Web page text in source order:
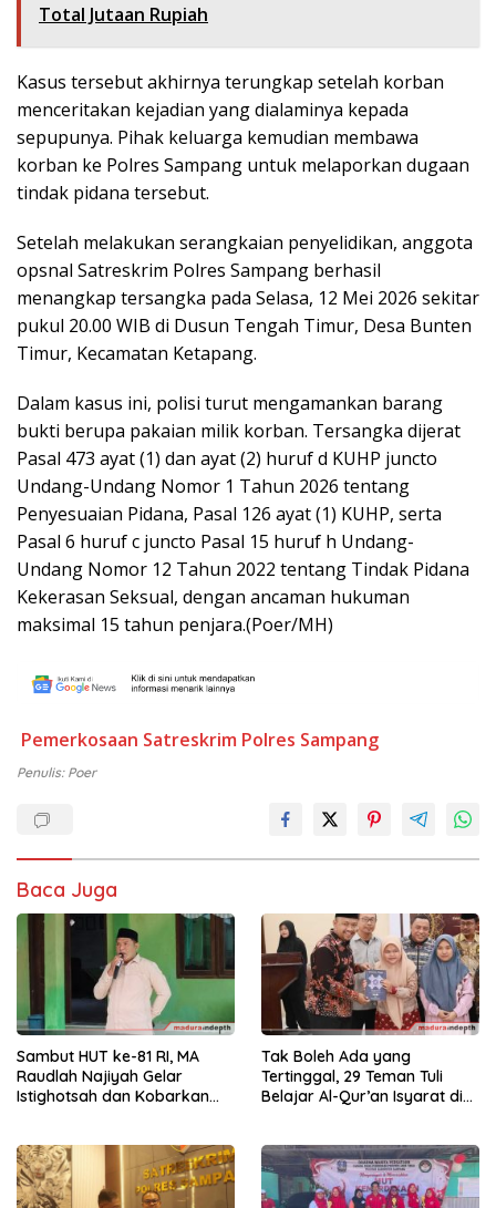
Total Jutaan Rupiah
Kasus tersebut akhirnya terungkap setelah korban
menceritakan kejadian yang dialaminya kepada
sepupunya. Pihak keluarga kemudian membawa
korban ke Polres Sampang untuk melaporkan dugaan
tindak pidana tersebut.
Setelah melakukan serangkaian penyelidikan, anggota
opsnal Satreskrim Polres Sampang berhasil
menangkap tersangka pada Selasa, 12 Mei 2026 sekitar
pukul 20.00 WIB di Dusun Tengah Timur, Desa Bunten
Timur, Kecamatan Ketapang.
Dalam kasus ini, polisi turut mengamankan barang
bukti berupa pakaian milik korban. Tersangka dijerat
Pasal 473 ayat (1) dan ayat (2) huruf d KUHP juncto
Undang-Undang Nomor 1 Tahun 2026 tentang
Penyesuaian Pidana, Pasal 126 ayat (1) KUHP, serta
Pasal 6 huruf c juncto Pasal 15 huruf h Undang-
Undang Nomor 12 Tahun 2022 tentang Tindak Pidana
Kekerasan Seksual, dengan ancaman hukuman
maksimal 15 tahun penjara.(Poer/MH)
Pemerkosaan Satreskrim Polres Sampang
Penulis: Poer
Baca Juga
Sambut HUT ke-81 RI, MA
Raudlah Najiyah Gelar
Istighotsah dan Kobarkan
Tak Boleh Ada yang
Tertinggal, 29 Teman Tuli
Belajar Al-Qur’an Isyarat di